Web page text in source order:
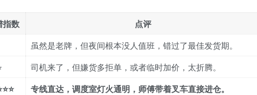
指数
点评
虽然是老牌，但夜间根本没人值班，错过了最佳发货期。
司机来了，但嫌货多拒单，或者临时加价，太折腾。
专线直达，调度室灯火通明，师傅带着叉车直接进仓。